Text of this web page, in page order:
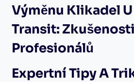
Výměnu Klikadel
Transit: Zkušenosti
Profesionálů
Expertní Tipy A